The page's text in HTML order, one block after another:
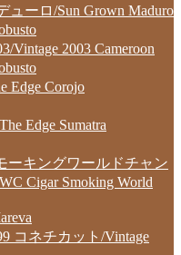
ューロ/Sun Grown Maduro
Vintage 2003 Cameroon
Edge Corojo
Edge Sumatra
ーキングワールドチャン
Cigar Smoking World
コネチカット/Vintage